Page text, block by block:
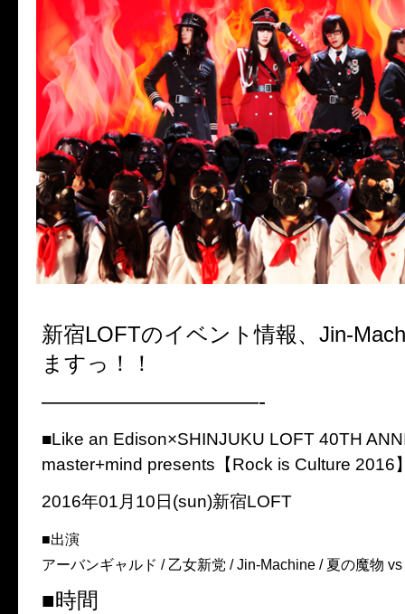
新宿LOFTのイベント情報、Jin-
ますっ！！
——————————-
■Like an Edison×SHINJUKU LOFT 40TH
master+mind presents【Rock is Culture 2016
2016年01月10日(sun)新宿LOFT
■出演
アーバンギャルド / 乙女新党 / Jin-Machine / 夏の魔物
■時間